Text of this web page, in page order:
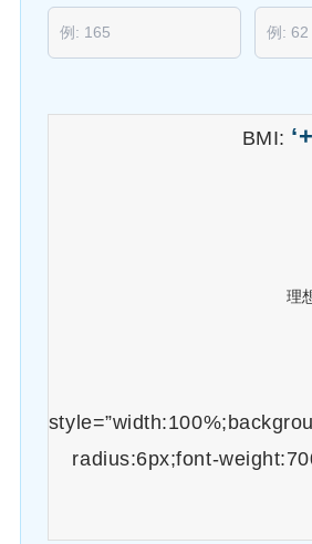
BMI:
理
radius:6px;font-